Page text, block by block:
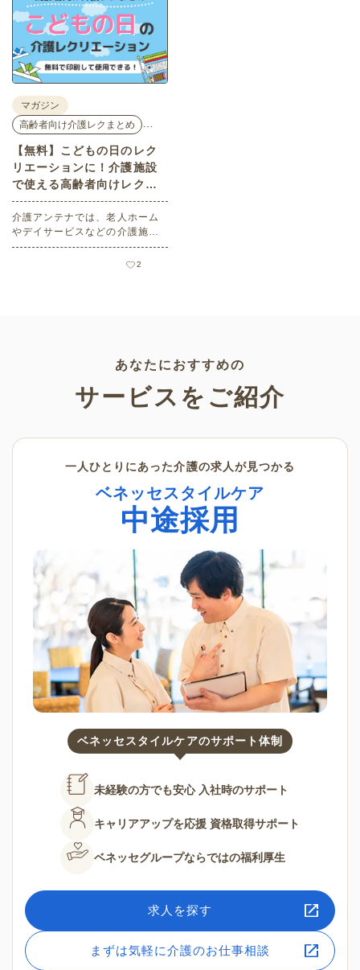
マガジン
高齢者向け介護レクまとめ
【無料】こどもの日のレク
リエーションに！介護施設
で使える高齢者向けレク素
材
介護アンテナでは、老人ホーム
やデイサービスなどの介護施設
でご利用いただける高齢者向け
レク素材を多数ご用意していま
2
あなたにおすすめの
サービスをご紹介
一人ひとりにあった介護の求人が見つかる
ベネッセスタイルケア
中途採用
ベネッセスタイルケアのサポート体制
未経験の方でも安心 入社時のサポート
キャリアアップを応援 資格取得サポート
ベネッセグループならではの福利厚生
求人を探す
まずは気軽に介護のお仕事相談